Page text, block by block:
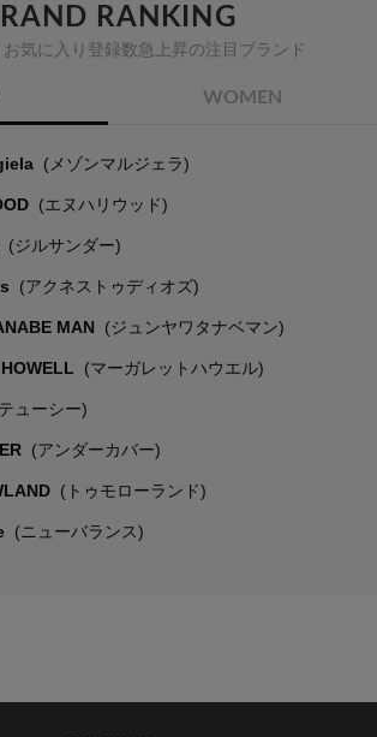
RANKING
気に入り登録数急上昇の注目ブランド
WOMEN
(メゾンマルジェラ)
(エヌハリウッド)
(ジルサンダー)
(アクネストゥディオズ)
MAN (ジュンヤワタナベマン)
(マーガレットハウエル)
ューシー)
(アンダーカバー)
(トゥモローランド)
(ニューバランス)